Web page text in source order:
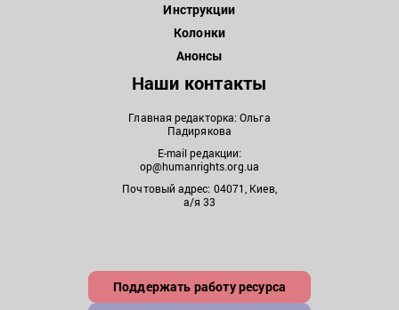
Инструкции
Колонки
Анонсы
Наши контакты
Главная редакторка: Ольга
Падирякова
E-mail редакции:
op@humanrights.org.ua
Почтовый адрес: 04071, Киев,
а/я 33
Поддержать работу ресурса